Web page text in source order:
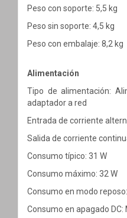
Peso con soporte: 5,5 kg
Peso sin soporte: 4,5 kg
Peso con embalaje: 8,2 kg
Alimentación
Tipo de alimentación:
adaptador a red
Entrada de corriente
Salida de corriente
Consumo típico: 31 W
Consumo máximo: 32 W
Consumo en modo
Consumo en apagado DC: